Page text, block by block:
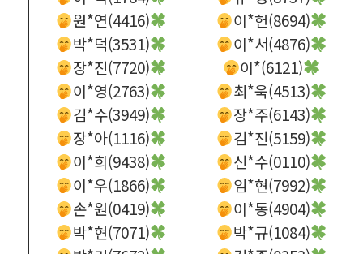
원*연(4416)
이*헌(8694)
박*덕(3531)
이*서(4876)
장*진(7720)
이*(6121)
이*영(2763)
최*욱(4513)
김*수(3949)
장*주(6143)
장*아(1116)
김*진(5159)
이*희(9438)
신*수(0110)
이*우(1866)
임*현(7992)
손*원(0419)
이*동(4904)
박*현(7071)
박*규(1084)